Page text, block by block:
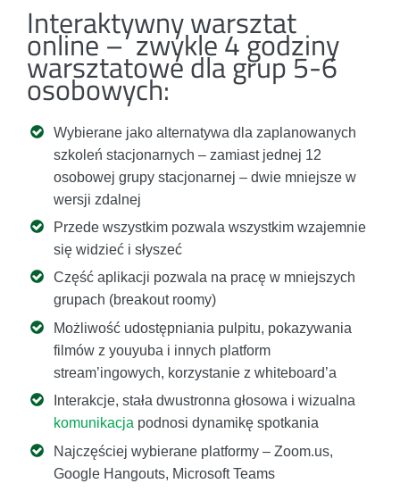
Interaktywny warsztat
online – zwykle 4 godziny
warsztatowe dla grup 5-6
osobowych:
Wybierane jako alternatywa dla zaplanowanych
szkoleń stacjonarnych – zamiast jednej 12
osobowej grupy stacjonarnej – dwie mniejsze w
wersji zdalnej
Przede wszystkim pozwala wszystkim wzajemnie
się widzieć i słyszeć
Część aplikacji pozwala na pracę w mniejszych
grupach (breakout roomy)
Możliwość udostępniania pulpitu, pokazywania
filmów z youyuba i innych platform
stream’ingowych, korzystanie z whiteboard’a
Interakcje, stała dwustronna głosowa i wizualna
komunikacja podnosi dynamikę spotkania
Najczęściej wybierane platformy – Zoom.us,
Google Hangouts, Microsoft Teams